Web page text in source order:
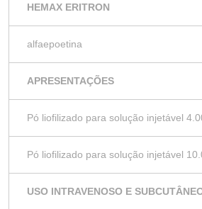
HEMAX ERITRON
alfaepoetina
APRESENTAÇÕES
Pó liofilizado para solução injetável
Pó liofilizado para solução injetável
USO INTRAVENOSO E